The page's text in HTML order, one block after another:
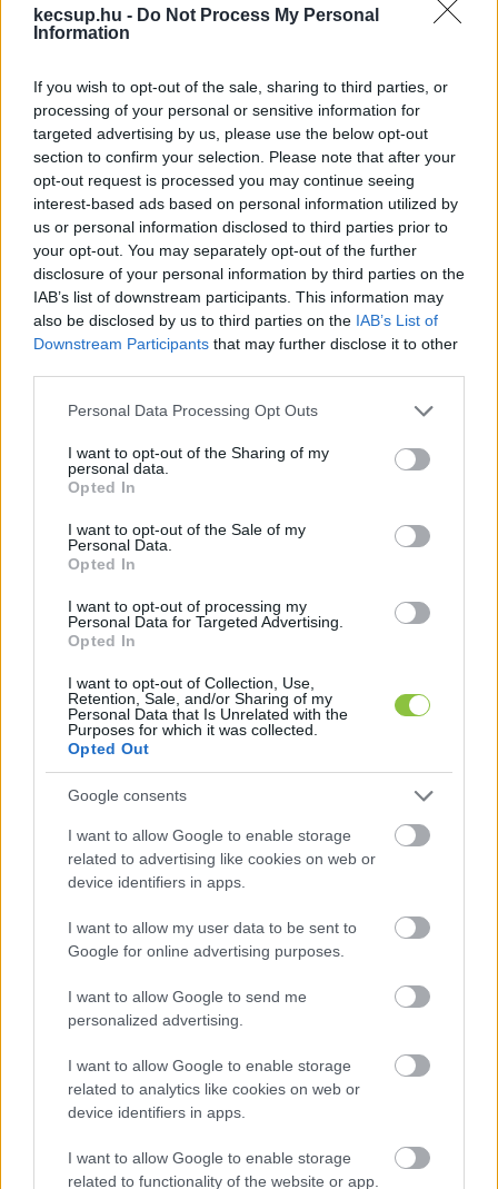
kecsup.hu - Do Not Process My Personal
Information
If you wish to opt-out of the sale, sharing to third parties, or
processing of your personal or sensitive information for
targeted advertising by us, please use the below opt-out
section to confirm your selection. Please note that after your
opt-out request is processed you may continue seeing
interest-based ads based on personal information utilized by
us or personal information disclosed to third parties prior to
your opt-out. You may separately opt-out of the further
disclosure of your personal information by third parties on the
IAB’s list of downstream participants. This information may
also be disclosed by us to third parties on the IAB’s List of
Downstream Participants that may further disclose it to other
Please note that this website/app uses one or more Google
not limited to your visit or usage behaviour. You may click to
grant or deny consent to Google and its third-party tags to
use your data for below specified purposes in below Google
consent section.
Personal Data Processing Opt Outs
I want to opt-out of the Sharing of my
personal data.
Opted In
I want to opt-out of the Sale of my
Personal Data.
Opted In
I want to opt-out of processing my
Personal Data for Targeted Advertising.
Opted In
I want to opt-out of Collection, Use,
Retention, Sale, and/or Sharing of my
Personal Data that Is Unrelated with the
Purposes for which it was collected.
Opted Out
Google consents
I want to allow Google to enable storage
related to advertising like cookies on web or
device identifiers in apps.
I want to allow my user data to be sent to
Google for online advertising purposes.
I want to allow Google to send me
personalized advertising.
I want to allow Google to enable storage
related to analytics like cookies on web or
device identifiers in apps.
I want to allow Google to enable storage
related to functionality of the website or app.
önkormányzati képviselő közül hatan
függetlenek, ketten pedig a Tiszaalpári
Gazdakört képviselik.
A hétfői bizottsági és testületi ülésen huszonöt
napirendi pont szerepelt, hármat pedig zárt ülés
keretében tárgyaltak. A 23. napirendi pont a
szervezeti és működési szabályzat rendelet
módosításáról szólt. Ezzel kapcsolatban az egyik
képviselőtől azt az információt kaptuk, hogy az
előterjesztésben egy olyan pontot fogalmaztak
meg, amely azt tette volna vagy tenné lehetővé,
hogy a polgármester a jegyző feje fölött
átnyúljon, és a saját elképzelése szerint
azonban a jegyző irányítja, az ő feladata
ellenőrizni az ott végzett munkát. A hivatali
struktúrában két fajta állomány van, az egyik a
köztisztviselői, ami a jegyző feladatai közé
a polgármesterhez.
dr. Menyhárt Anett
már egy hónappal ezelőtt közös megegyezéssel
távozott a hivatal éléről. A jegyzői feladatokat
Borvák Erzsébet korábbi aljegyző vitte tovább,
aki a hétfői testületi ülés után bejelentette
lemondását, április 30-ig azonban még ellátja a
hivatali feladatokat.
Az üggyel kapcsolatban próbáltuk elérni
Ágoston Béla polgármestert, de nem vette fel a